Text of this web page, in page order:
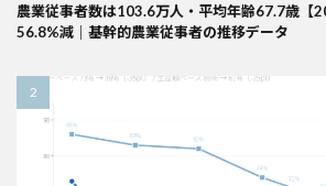
農業従事者数は103.6万人・平均年齢67.7歳【
56.8%減｜基幹的農業従事者の推移データ